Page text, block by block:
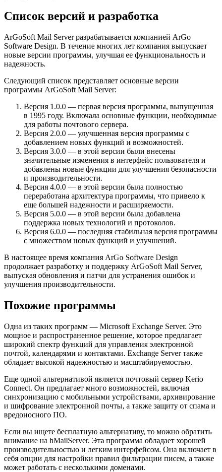
Список версий и разработка
ArGoSoft Mail Server разрабатывается компанией ArGo
Software Design. В течение многих лет компания выпускает
новые версии программы, улучшая ее функциональность и
надежность.
Следующий список представляет основные версии
программы ArGoSoft Mail Server:
Версия 1.0.0 — первая версия программы, выпущенная
в 1995 году. Включала основные функции, необходимые
для работы почтового сервера.
Версия 2.0.0 — улучшенная версия программы с
добавлением новых функций и возможностей.
Версия 3.0.0 — в этой версии были внесены
значительные изменения в интерфейс пользователя и
добавлены новые функции для улучшения безопасности
и производительности.
Версия 4.0.0 — в этой версии была полностью
переработана архитектура программы, что привело к
еще большей надежности и расширяемости.
Версия 5.0.0 — в этой версии была добавлена
поддержка новых технологий и протоколов.
Версия 6.0.0 — последняя стабильная версия программы
с множеством новых функций и улучшений.
В настоящее время компания ArGo Software Design
продолжает разработку и поддержку ArGoSoft Mail Server,
выпуская обновления и патчи для устранения ошибок и
улучшения производительности.
Похожие программы
Одна из таких программ — Microsoft Exchange Server. Это
мощное и распространенное решение, которое предлагает
широкий спектр функций для управления электронной
почтой, календарями и контактами. Exchange Server также
обладает высокой надежностью и масштабируемостью.
Еще одной альтернативой является почтовый сервер Kerio
Connect. Он предлагает много возможностей, включая
синхронизацию с мобильными устройствами, архивирование
и шифрование электронной почты, а также защиту от спама и
вредоносного ПО.
Если вы ищете бесплатную альтернативу, то можно обратить
внимание на hMailServer. Эта программа обладает хорошей
производительностью и легким интерфейсом. Она включает в
себя опции для настройки правил фильтрации писем, а также
может работать с несколькими доменами.